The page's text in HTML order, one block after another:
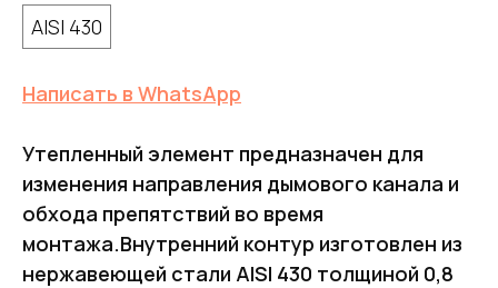
AISI 430
Написать в WhatsApp
Утепленный элемент предназначен для
изменения направления дымового канала и
обхода препятствий во время
монтажа.Внутренний контур изготовлен из
нержавеющей стали AISI 430 толщиной 0,8